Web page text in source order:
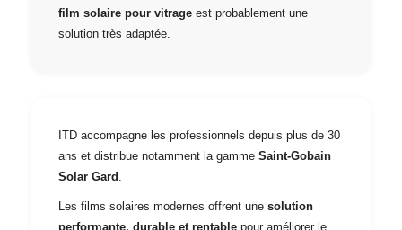
film solaire pour vitrage est probablement une
solution très adaptée.
ITD accompagne les professionnels depuis plus de 30
ans et distribue notamment la gamme Saint-Gobain
Solar Gard
Les films solaires modernes offrent une solution
performante, durable et rentable pour améliorer le